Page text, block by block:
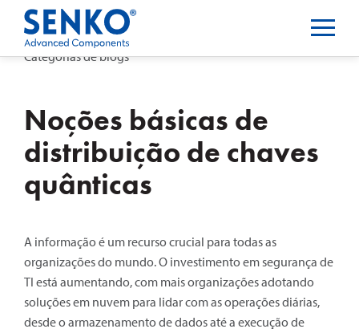
Categorias de blogs
Noções básicas de
distribuição de chaves
quânticas
A informação é um recurso crucial para todas as
organizações do mundo. O investimento em segurança de
TI está aumentando, com mais organizações adotando
soluções em nuvem para lidar com as operações diárias,
desde o armazenamento de dados até a execução de